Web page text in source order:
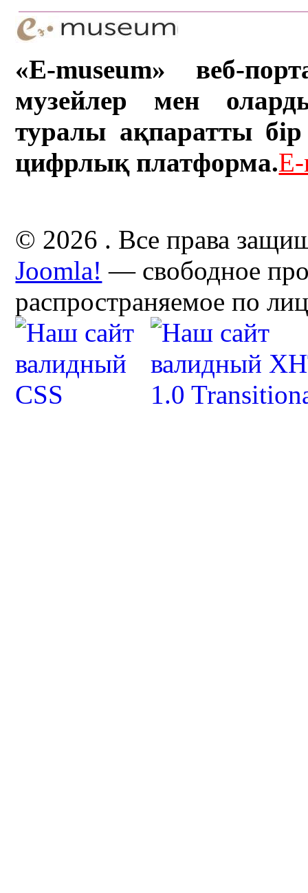
«E-museum» веб-
музейлер мен
туралы ақпаратты бір
цифрлық платформа.
© 2026 . Все права
Joomla! — свободное
распространяемое по